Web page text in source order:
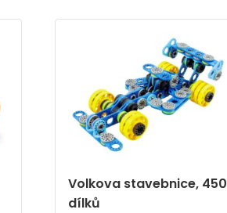
Volkova stavebnice, 450
dílků